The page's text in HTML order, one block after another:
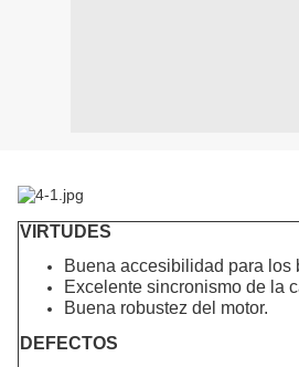
VIRTUDES
Buena accesibilidad para los
Excelente sincronismo de la
Buena robustez del motor.
DEFECTOS